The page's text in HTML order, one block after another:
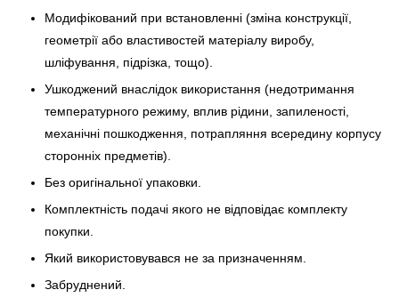
Модифікований при встановленні (зміна конструкції,
геометрії або властивостей матеріалу виробу,
шліфування, підрізка, тощо).
Ушкоджений внаслідок використання (недотримання
температурного режиму, вплив рідини, запиленості,
механічні пошкодження, потрапляння всередину корпусу
сторонніх предметів).
Без оригінальної упаковки.
Комплектність подачі якого не відповідає комплекту
покупки.
Який використовувався не за призначенням.
Забруднений.